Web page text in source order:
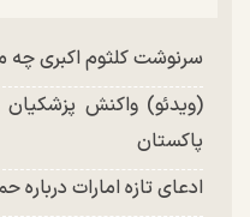
شد
سرنوشت کلثوم اکبری
(ویدئو) واکنش
پاکستان
ادعای تازه امارات درباره